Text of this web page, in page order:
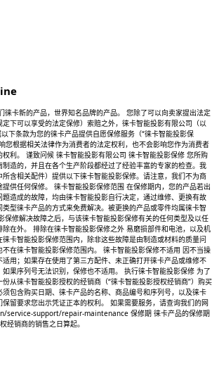
徕卡新的产品，世界知名品牌的产品。 您除了可以向卖家提出法定
下可以享受的法定保修）索赔之外，徕卡智能投影有限公司（以
下条款为您的徕卡产品提供自愿保修服务（“徕卡智能投影保
您根据相关法律作为消费者的法定权利，也不会影响您作为消费者
利。 谨致问候 徕卡智能投影有限公司 徕卡智能投影保修 您所购
造的，并且在各个生产阶段都经过了经验丰富的专家的检查。我
含相关配件）提供以下徕卡智能投影保修。请注意，我们不为商
供任何保修。 徕卡智能投影保修范围 在保修期内，您的产品若出
造成的故障，均由徕卡智能投影自行决定，通过维修、更换有故
型徕卡产品的方式来免费解决。被更换的产品或零件均属徕卡智
保修解决故障之后，与该徕卡智能投影保修有关的任何类型及以任
在外。 排除在徕卡智能投影保修之外 易磨损部件和电池，以及机
卡智能投影保修范围内，除非这些故障是由制造或材料的质量问
在徕卡智能投影保修范围内。 徕卡智能投影保修不适用 因不当操
用；如果存在使用了第三方配件、未正确打开徕卡产品或维修不
果序列号无法识别，保修也不适用。 执行徕卡智能投影保修 为了
从徕卡智能投影授权的经销商（“徕卡智能投影授权经销商”）购买
包含购买日期、徕卡产品的名称、商品编号和序列号，以及徕卡
留要求您出示凭证正本的权利。 如果需要服务，请查询我们的网
support/repair-maintenance 保修期 徕卡产品的保修期
经销商的销售之日算起。